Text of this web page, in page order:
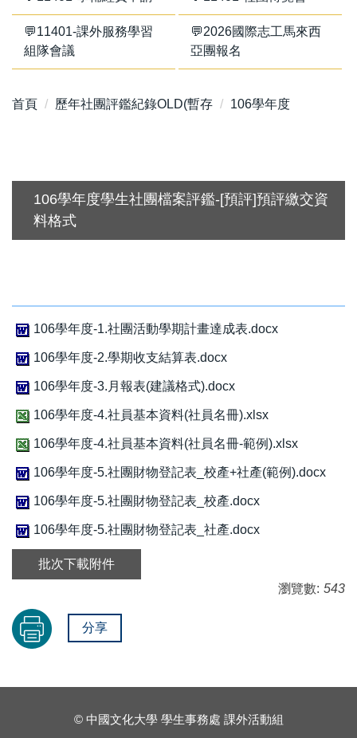
💬11401-課外服務學習
組隊會議
💬2026國際志工馬來西
亞團報名
首頁 歷年社團評鑑紀錄OLD(暫存 106學年度
106學年度學生社團檔案評鑑-[預評]預評繳交資
料格式
106學年度-1.社團活動學期計畫達成表.docx
106學年度-2.學期收支結算表.docx
106學年度-3.月報表(建議格式).docx
106學年度-4.社員基本資料(社員名冊).xlsx
106學年度-4.社員基本資料(社員名冊-範例).xlsx
106學年度-5.社團財物登記表_校產+社產(範例).docx
106學年度-5.社團財物登記表_校產.docx
106學年度-5.社團財物登記表_社產.docx
批次下載附件
瀏覽數: 543
分享
© 中國文化大學 學生事務處 課外活動組